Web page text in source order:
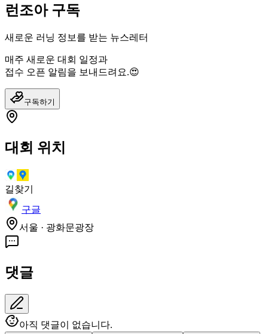
런조아 구독
새로운 러닝 정보를 받는 뉴스레터
매주 새로운 대회 일정과
접수 오픈 알림을 보내드려요.😍
구독하기
대회 위치
길찾기
구글
서울 · 광화문광장
댓글
아직 댓글이 없습니다.